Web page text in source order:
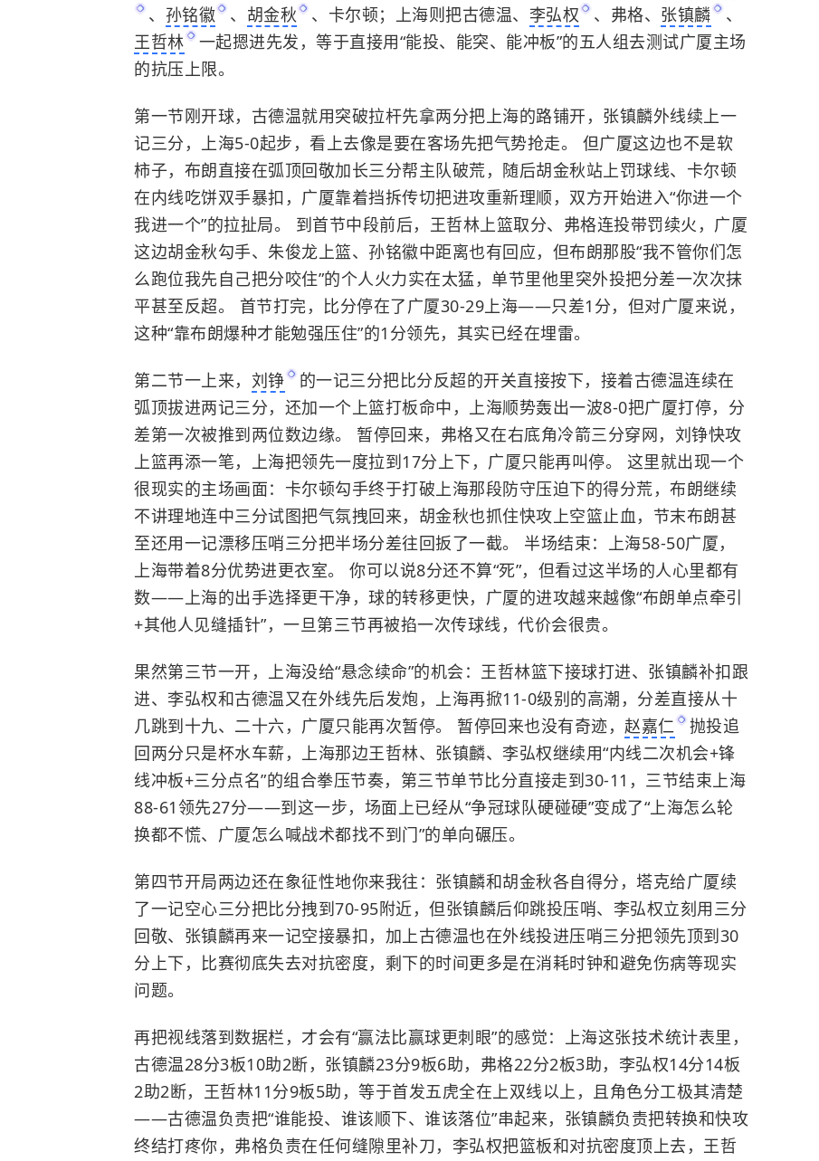
、 孙铭徽 、 胡金秋 、卡尔顿；上海则把古德温、 李弘权 、弗格、 张镇麟
、
王哲林
一起摁进先发，等于直接用“能投、能突、能冲板”的五人组去测试广厦主场
的抗压上限。
第一节刚开球，古德温就用突破拉杆先拿两分把上海的路铺开，张镇麟外线续上一
记三分，上海5-0起步，看上去像是要在客场先把气势抢走。 但广厦这边也不是软
柿子，布朗直接在弧顶回敬加长三分帮主队破荒，随后胡金秋站上罚球线、卡尔顿
在内线吃饼双手暴扣，广厦靠着挡拆传切把进攻重新理顺，双方开始进入“你进一个
我进一个”的拉扯局。 到首节中段前后，王哲林上篮取分、弗格连投带罚续火，广厦
这边胡金秋勾手、朱俊龙上篮、孙铭徽中距离也有回应，但布朗那股“我不管你们怎
么跑位我先自己把分咬住”的个人火力实在太猛，单节里他里突外投把分差一次次抹
平甚至反超。 首节打完，比分停在了广厦30-29上海——只差1分，但对广厦来说，
这种“靠布朗爆种才能勉强压住”的1分领先，其实已经在埋雷。
第二节一上来， 刘铮
的一记三分把比分反超的开关直接按下，接着古德温连续在
弧顶拔进两记三分，还加一个上篮打板命中，上海顺势轰出一波8-0把广厦打停，分
差第一次被推到两位数边缘。 暂停回来，弗格又在右底角冷箭三分穿网，刘铮快攻
上篮再添一笔，上海把领先一度拉到17分上下，广厦只能再叫停。 这里就出现一个
很现实的主场画面：卡尔顿勾手终于打破上海那段防守压迫下的得分荒，布朗继续
不讲理地连中三分试图把气氛拽回来，胡金秋也抓住快攻上空篮止血，节末布朗甚
至还用一记漂移压哨三分把半场分差往回扳了一截。 半场结束：上海58-50广厦，
上海带着8分优势进更衣室。 你可以说8分还不算“死”，但看过这半场的人心里都有
数——上海的出手选择更干净，球的转移更快，广厦的进攻越来越像“布朗单点牵引
+其他人见缝插针”，一旦第三节再被掐一次传球线，代价会很贵。
果然第三节一开，上海没给“悬念续命”的机会：王哲林篮下接球打进、张镇麟补扣跟
进、李弘权和古德温又在外线先后发炮，上海再掀11-0级别的高潮，分差直接从十
几跳到十九、二十六，广厦只能再次暂停。 暂停回来也没有奇迹， 赵嘉仁
抛投追
回两分只是杯水车薪，上海那边王哲林、张镇麟、李弘权继续用“内线二次机会+锋
线冲板+三分点名”的组合拳压节奏，第三节单节比分直接走到30-11，三节结束上海
88-61领先27分——到这一步，场面上已经从“争冠球队硬碰硬”变成了“上海怎么轮
换都不慌、广厦怎么喊战术都找不到门”的单向碾压。
第四节开局两边还在象征性地你来我往：张镇麟和胡金秋各自得分，塔克给广厦续
了一记空心三分把比分拽到70-95附近，但张镇麟后仰跳投压哨、李弘权立刻用三分
回敬、张镇麟再来一记空接暴扣，加上古德温也在外线投进压哨三分把领先顶到30
分上下，比赛彻底失去对抗密度，剩下的时间更多是在消耗时钟和避免伤病等现实
问题。
再把视线落到数据栏，才会有“赢法比赢球更刺眼”的感觉：上海这张技术统计表里，
古德温28分3板10助2断，张镇麟23分9板6助，弗格22分2板3助，李弘权14分14板
2助2断，王哲林11分9板5助，等于首发五虎全在上双线以上，且角色分工极其清楚
——古德温负责把“谁能投、谁该顺下、谁该落位”串起来，张镇麟负责把转换和快攻
终结打疼你，弗格负责在任何缝隙里补刀，李弘权把篮板和对抗密度顶上去，王哲